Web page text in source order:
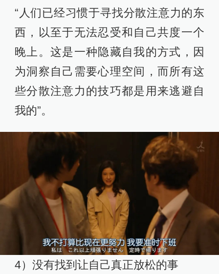
“人们已经习惯于寻找分散注意力的东
西，以至于无法忍受和自己共度一个
晚上。这是一种隐藏自我的方式，因
为洞察自己需要心理空间，而所有这
些分散注意力的技巧都是用来逃避自
我的”。
4）没有找到让自己真正放松的事